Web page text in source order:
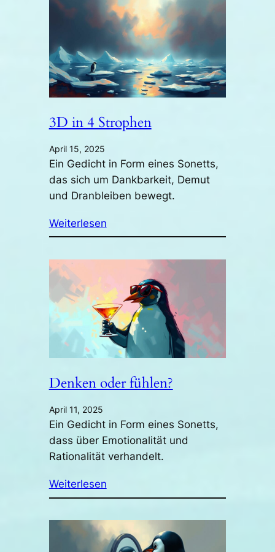
3D in 4 Strophen
April 15, 2025
Ein Gedicht in Form eines Sonetts,
das sich um Dankbarkeit, Demut
und Dranbleiben bewegt.
Weiterlesen
Denken oder fühlen?
April 11, 2025
Ein Gedicht in Form eines Sonetts,
dass über Emotionalität und
Rationalität verhandelt.
Weiterlesen